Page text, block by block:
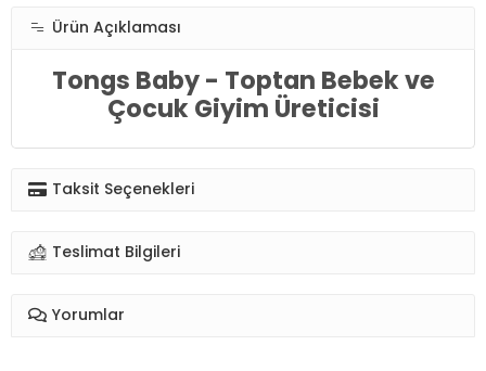
Ürün Açıklaması
Tongs Baby - Toptan Bebek ve
Çocuk Giyim Üreticisi
Taksit Seçenekleri
Teslimat Bilgileri
Yorumlar